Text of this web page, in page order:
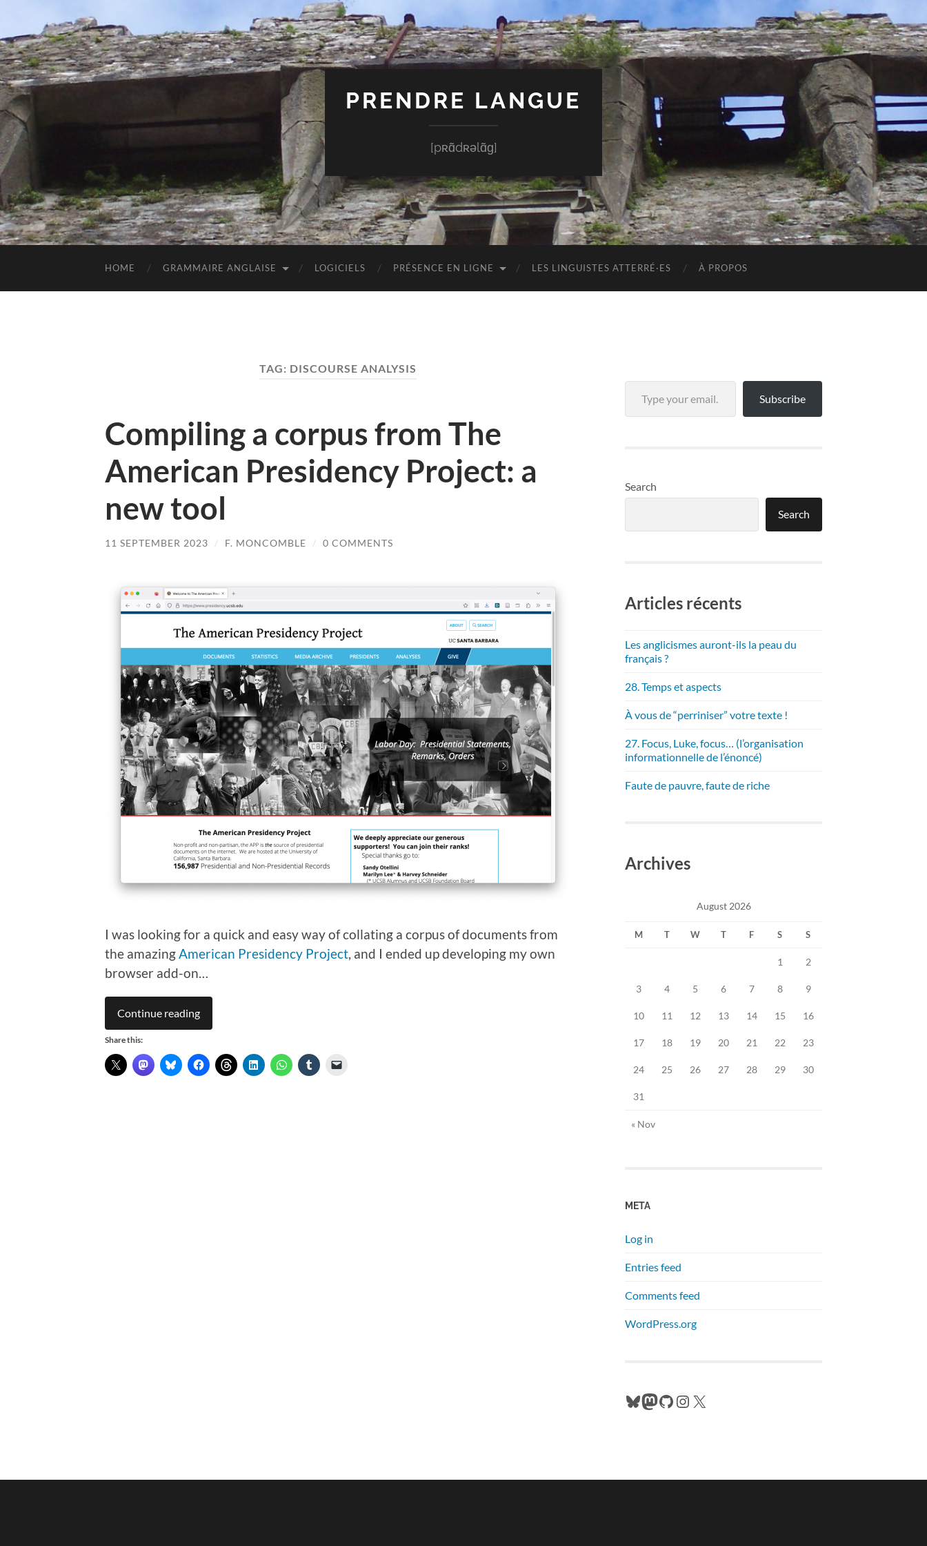
PRENDRE LANGUE
[pʀɑ̃dʀəlɑ̃ɡ]
HOME GRAMMAIRE ANGLAISE LOGICIELS PRÉSENCE EN LIGNE LES LINGUISTES ATTERRÉ·ES À PROPOS
TAG: DISCOURSE ANALYSIS
Compiling a corpus from The
American Presidency Project: a
new tool
11 SEPTEMBER 2023 / F. MONCOMBLE / 0 COMMENTS
I was looking for a quick and easy way of collating a corpus of documents from
the amazingAmerican Presidency Project, and I ended up developing my own
browser add-on…
Continue reading
Share this:
Type your email…
Subscribe
Search
Search
Articles récents
Les anglicismes auront-ils la peau du
français ?
28. Temps et aspects
À vous de “perriniser” votre texte !
27. Focus, Luke, focus… (l’organisation
informationnelle de l’énoncé)
Faute de pauvre, faute de riche
Archives
August 2026
M T W T F S S
1 2
3 4 5 6 7 8 9
10 11 12 13 14 15 16
17 18 19 20 21 22 23
24 25 26 27 28 29 30
31
« Nov
META
Log in
Entries feed
Comments feed
WordPress.org
Bluesky
Mastodon
GitHub
Instagram
X